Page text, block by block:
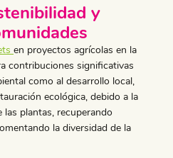
y
en proyectos agrícolas en la
contribuciones significativas
como al desarrollo local,
ecológica, debido a la
las plantas, recuperando
la diversidad de la